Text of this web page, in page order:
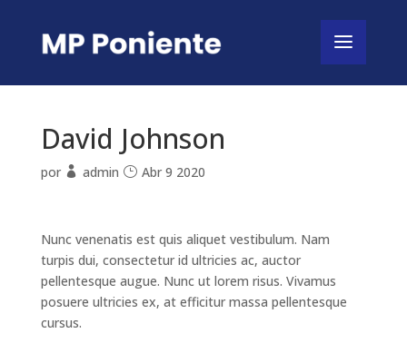
David Johnson
por admin Abr 9 2020
Nunc venenatis est quis aliquet vestibulum. Nam
turpis dui, consectetur id ultricies ac, auctor
pellentesque augue. Nunc ut lorem risus. Vivamus
posuere ultricies ex, at efficitur massa pellentesque
cursus.